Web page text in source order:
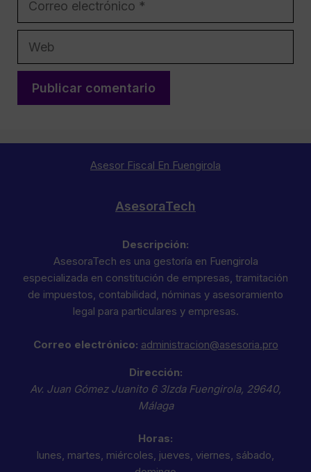
Asesor Fiscal En Fuengirola
AsesoraTech
Descripción:
AsesoraTech es una gestoría en Fuengirola
especializada en constitución de empresas, tramitación
de impuestos, contabilidad, nóminas y asesoramiento
legal para particulares y empresas.
Correo electrónico: administracion@asesoria.pro
Dirección:
Av. Juan Gómez Juanito 6 3Izda Fuengirola, 29640,
Málaga
Horas:
lunes, martes, miércoles, jueves, viernes, sábado,